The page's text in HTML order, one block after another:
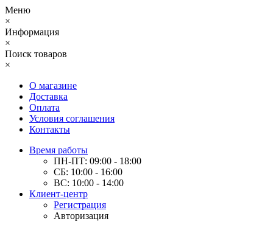
Меню
×
Информация
×
Поиск товаров
×
О магазине
Доставка
Оплата
Условия соглашения
Контакты
Время работы
ПН-ПТ: 09:00 - 18:00
СБ: 10:00 - 16:00
ВС: 10:00 - 14:00
Клиент-центр
Регистрация
Авторизация